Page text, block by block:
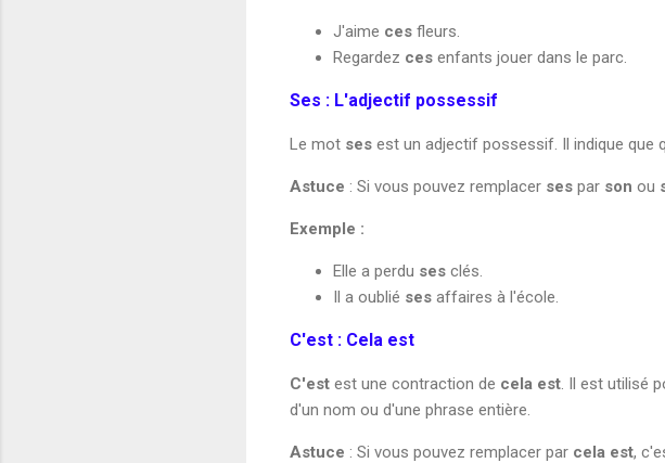
J'aime ces fleurs.
Regardez ces enfants jouer dans le parc.
Ses : L'adjectif possessif
Le mot ses est un adjectif possessif. Il indique que
Astuce : Si vous pouvez remplacer ses par son ou
Exemple :
Elle a perdu ses clés.
Il a oublié ses affaires à l'école.
C'est : Cela est
C'est est une contraction de cela est. Il est utilisé
d'un nom ou d'une phrase entière.
Astuce : Si vous pouvez remplacer par cela est,